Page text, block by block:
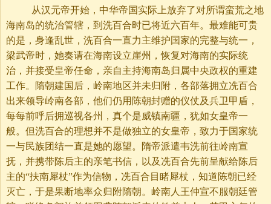
从汉元帝开始，中华帝国实际上放弃了对所谓蛮荒之地
海南岛的统治管辖，到洗百合时已将近六百年。最难能可贵
的是，身逢乱世，洗百合一直力主维护国家的完整与统一，
梁武帝时，她奏请在海南设立崖州，恢复对海南的实际统
治，并接受皇帝任命，亲自主持海南岛归属中央政权的重建
工作。隋朝建国后，岭南地区并未归附，各部落拥立冼百合
出来领导岭南各部，他们仍用陈朝封赠的仪仗及兵卫甲盾，
每每前呼后拥巡视各州，真个是威镇南疆，犹如女皇帝一
般。但洗百合的理想并不是做独立的女皇帝，致力于国家统
一与民族团结一直是她的愿望。隋帝派遣韦洗前往岭南宣
抚，并携带陈后主的亲笔书信，以及冼百合先前呈献给陈后
主的“扶南犀杖”作为信物，冼百合目睹犀杖，知道陈朝已经
灭亡，于是果断地率众归附隋朝。岭南人王仲宣不服朝廷管